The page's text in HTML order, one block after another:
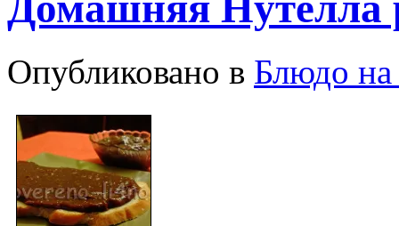
Опубликовано в Блюдо на